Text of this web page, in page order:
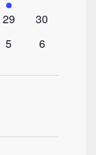
akce
0
29
0
30
0
5
0
6